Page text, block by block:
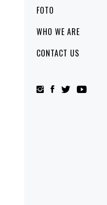
FOTO
WHO WE ARE
CONTACT US